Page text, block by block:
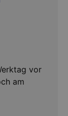
vor
am